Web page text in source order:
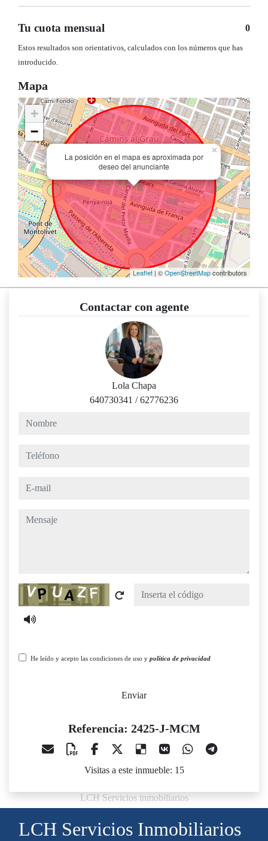
Tu cuota mensual 0
Estos resultados son orientativos, calculados con los números que has
introducido.
Mapa
La posición en el mapa es aproximada por
deseo del anunciante
×
+
−
Leaflet| ©OpenStreetMapcontributors
Contactar con agente
Lola Chapa
640730341 /62776236
nombre
teléfono
e-mail
mensaje
Captcha
He leído y acepto las condiciones de uso y política de privacidad
Enviar
Referencia: 2425-J-MCM
Visitas a este inmueble: 15
LCH Servicios inmobiliarios
LCH Servicios Inmobiliarios